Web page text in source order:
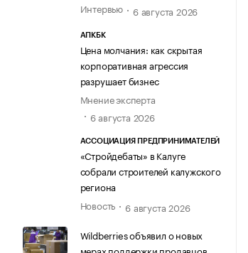
Интервью
6 августа 2026
АПКБК
Цена молчания: как скрытая
корпоративная агрессия
разрушает бизнес
Мнение эксперта
6 августа 2026
АССОЦИАЦИЯ ПРЕДПРИНИМАТЕЛЕЙ
«Стройдебаты» в Калуге
собрали строителей калужского
региона
Новость
6 августа 2026
Wildberries объявил о новых